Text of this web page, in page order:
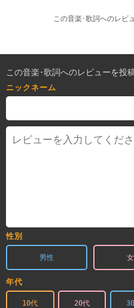
この音楽･歌詞へのレビ
この音楽･歌詞へのレビューを投
ニックネーム
性別
男性
年代
10代 20代